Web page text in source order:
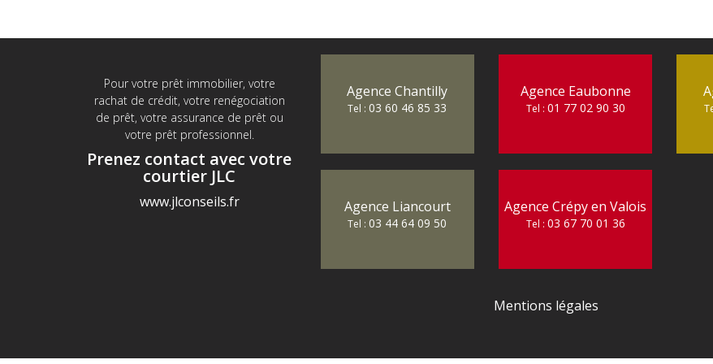
Pour votre prêt immobilier, votre
rachat de crédit, votre renégociation
de prêt, votre assurance de prêt ou
votre prêt professionnel.
Prenez contact avec votre
courtier JLC
www.jlconseils.fr
Agence Chantilly
Tel :03 60 46 85 33
Agence Eaubonne
Tel : 01 77 02 90 30
Agence Liancourt
Tel :03 44 64 09 50
Agence Crépy en Valois
Tel : 03 67 70 01 36
Mentions légales